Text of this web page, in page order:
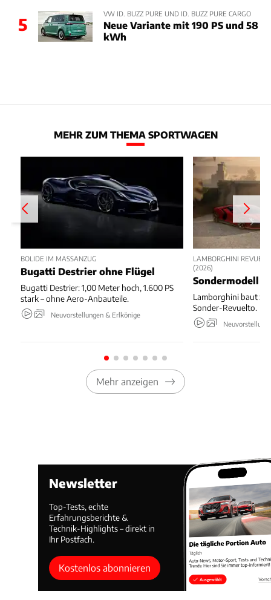
5
VW ID. BUZZ PURE UND ID. BUZZ PURE CARGO
Neue Variante mit 190 PS und 58
kWh
MEHR ZUM THEMA SPORTWAGEN
BOLIDE IM MASSANZUG
Bugatti Destrier ohne Flügel
Bugatti Destrier: 1,00 Meter hoch, 1.600 PS
stark – ohne Aero-Anbauteile.
Neuvorstellungen & Erlkönige
LAMBORGHINI
(2026)
Sondermodell
Lamborghini baut
Sonder-Revuelto.
Mehr anzeigen
Newsletter
Top-Tests, echte
Erfahrungsberichte &
Technik-Highlights – direkt in
Ihr Postfach.
Kostenlos abonnieren